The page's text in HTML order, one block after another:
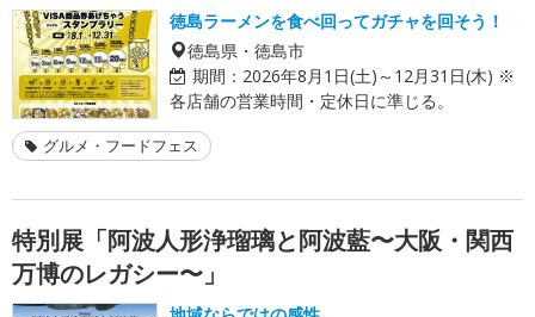
徳島ラーメンを食べ回ってガチャを回そう！
徳島県・徳島市
期間： 2026年8月1日(土)～12月31日(木) ※
各店舗の営業時間・定休日に準じる。
グルメ・フードフェス
特別展「阿波人形浄瑠璃と阿波藍〜大阪・関西
万博のレガシー〜」